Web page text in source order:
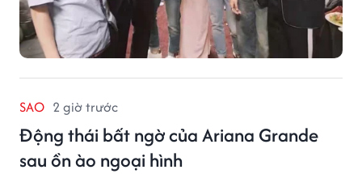
SAO 2 giờ trước
Động thái bất ngờ của Ariana Grande
sau ồn ào ngoại hình